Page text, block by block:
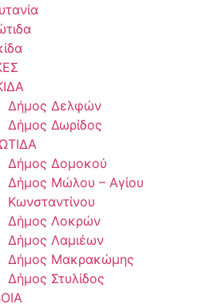
Δήμος Δελφών
Δήμος Δωρίδος
Δήμος Δομοκού
Δήμος Μώλου – Αγίου
Κωνσταντίνου
Δήμος Λοκρών
Δήμος Λαμιέων
Δήμος Μακρακώμης
Δήμος Στυλίδος